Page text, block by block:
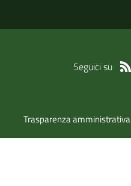
Seguici su
Trasparenza amministrativa